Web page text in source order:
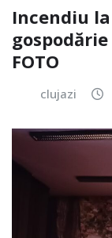
Incendiu la
FOTO
clujazi